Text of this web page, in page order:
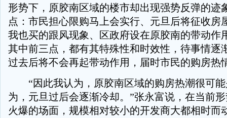
形势下，原胶南区域的楼市却出现强势反弹的迹
点：市民担心限购马上会实行、元旦后将征收房
我也买的跟风现象、区政府设在原胶南的带动作
其中前三点，都有其特殊性和时效性，待事情逐
过去后将不会再起带动作用，届时市民的购房热
“因此我认为，原胶南区域的购房热潮很可能
为，元旦过后会逐渐冷却。”张永富说，在当前
火爆的场面，规模相对较小的开发商大都相时而